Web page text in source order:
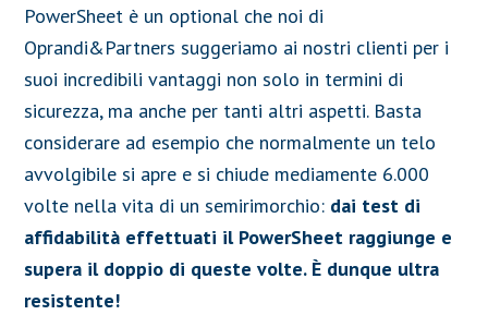
PowerSheet è un optional che noi di
Oprandi&Partners suggeriamo ai nostri clienti per i
suoi incredibili vantaggi non solo in termini di
sicurezza, ma anche per tanti altri aspetti. Basta
considerare ad esempio che normalmente un telo
avvolgibile si apre e si chiude mediamente 6.000
volte nella vita di un semirimorchio: dai test di
affidabilità effettuati il PowerSheet raggiunge e
supera il doppio di queste volte. È dunque ultra
resistente!